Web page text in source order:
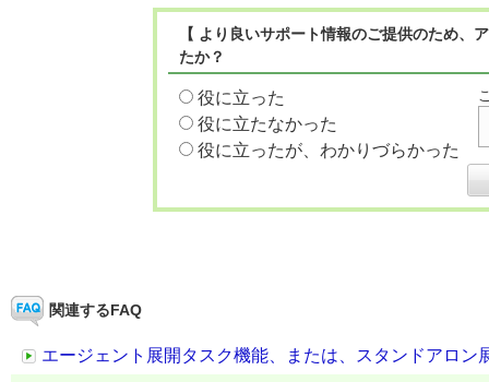
【 より良いサポート情報のご提供のため
たか？
役に立った
役に立たなかった
役に立ったが、わかりづらかった
関連するFAQ
エージェント展開タスク機能、または、スタンドアロ